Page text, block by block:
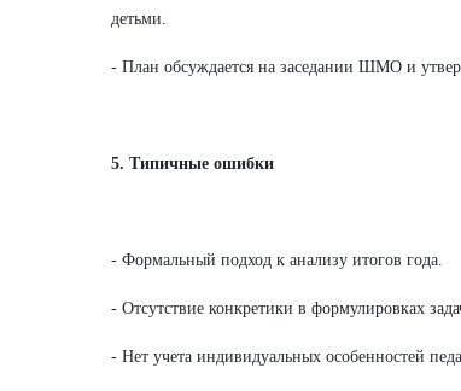
детьми.
- План обсуждается на заседании ШМО и
5. Типичные ошибки
- Формальный подход к анализу итогов года.
- Отсутствие конкретики в формулировках
- Нет учета индивидуальных особенностей